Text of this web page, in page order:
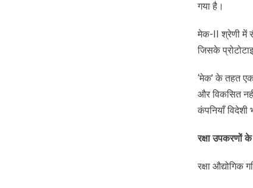
गया है।
मेक-II श्रेणी में
जिसके
‘मेक’ के तहत
और विकसित
कंपनियाँ विदेशी
रक्षा उपकरणों के
रक्षा औद्योगिक